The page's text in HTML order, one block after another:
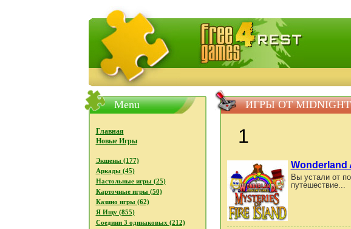
FreeGames4Rrest - Бесплатно скачать игры,
Menu
Главная
Новые Игры
Экшены (177)
Аркады (45)
Настольные игры (25)
Карточные игры (50)
Казино игры (62)
Я Ищу (855)
Соедини 3 одинаковых (212)
ИГРЫ ОТ MIDNIGHT
1
Wonderland
Вы устали от
путешествие...